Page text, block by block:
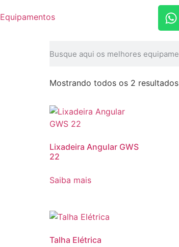
Equipamentos
Mostrando todos os 2 resultados
Lixadeira Angular GWS
22
Saiba mais
Talha Elétrica